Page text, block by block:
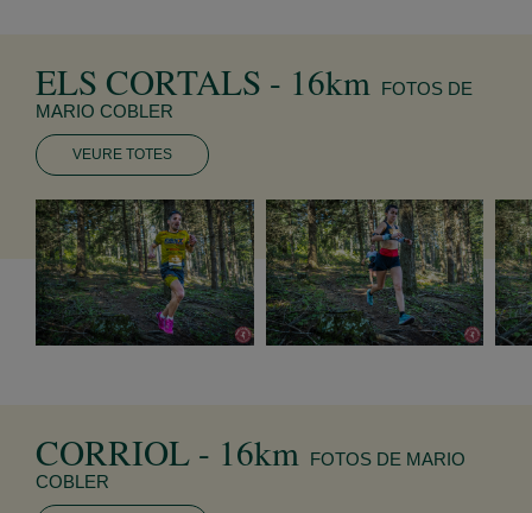
ELS CORTALS - 16km FOTOS DE
MARIO COBLER
VEURE TOTES
CORRIOL - 16km
FOTOS DE MARIO
COBLER